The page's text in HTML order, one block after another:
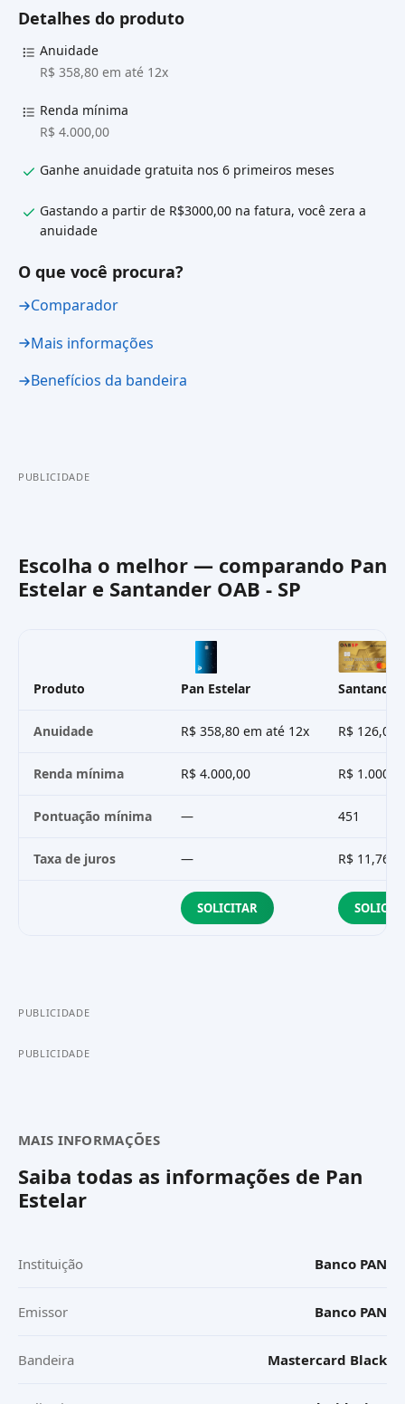
Detalhes do produto
Anuidade
R$ 358,80 em até 12x
Renda mínima
R$ 4.000,00
Ganhe anuidade gratuita nos 6 primeiros meses
Gastando a partir de R$3000,00 na fatura, você zera a
anuidade
O que você procura?
Comparador
Mais informações
Benefícios da bandeira
PUBLICIDADE
Escolha o melhor — comparando Pan
Estelar e Santander OAB - SP
Produto Pan Estelar Santander
Anuidade R$ 358,80 em até 12x R$ 126,00
Renda mínima R$ 4.000,00 R$
Pontuação mínima — 451
Taxa de juros — R$ 11,76
SOLICITAR
PUBLICIDADE
PUBLICIDADE
MAIS INFORMAÇÕES
Saiba todas as informações de Pan
Estelar
Instituição Banco PAN
Emissor Banco PAN
Bandeira Mastercard Black